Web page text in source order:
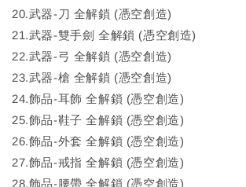
20.武器-刀 全解鎖 (憑空創造)
21.武器-雙手劍 全解鎖 (憑空創造)
22.武器-弓 全解鎖 (憑空創造)
23.武器-槍 全解鎖 (憑空創造)
24.飾品-耳飾 全解鎖 (憑空創造)
25.飾品-鞋子 全解鎖 (憑空創造)
26.飾品-外套 全解鎖 (憑空創造)
27.飾品-戒指 全解鎖 (憑空創造)
28.飾品-腰帶 全解鎖 (憑空創造)